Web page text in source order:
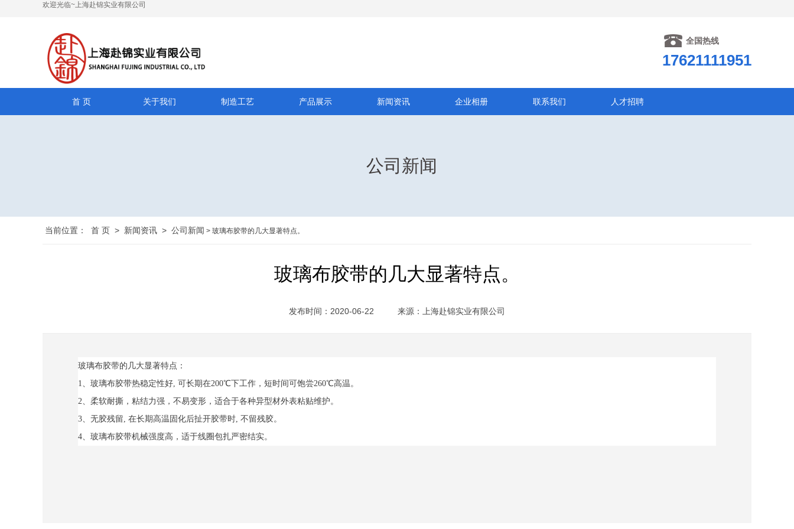
欢迎光临~上海赴锦实业有限公司
全国热线
17621111951
首 页 关于我们 制造工艺 产品展示 新闻资讯 企业相册 联系我们 人才招聘
公司新闻
当前位置： 首 页 > 新闻资讯 > 公司新闻 > 玻璃布胶带的几大显著特点。
玻璃布胶带的几大显著特点。
发布时间：2020-06-22 来源： 上海赴锦实业有限公司
玻璃布胶带的几大显著特点：
1、玻璃布胶带热稳定性好, 可长期在200℃下工作，短时间可饱尝260℃高温。
2、柔软耐撕，粘结力强，不易变形，适合于各种异型材外表粘贴维护。
3、无胶残留, 在长期高温固化后扯开胶带时, 不留残胶。
4、玻璃布胶带机械强度高，适于线圈包扎严密结实。